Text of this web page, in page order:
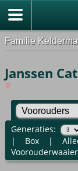
Familie
Janssen
Generaties:
| Box|
Voorouderwaaier